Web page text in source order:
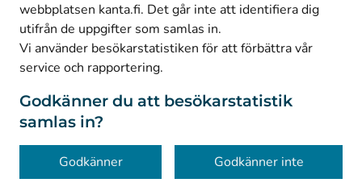
webbplatsen kanta.fi. Det går inte att identifiera dig
utifrån de uppgifter som samlas in.
Vi använder besökarstatistiken för att förbättra vår
service och rapportering.
Godkänner du att besökarstatistik
samlas in?
Godkänner Godkänner inte
© Kanta-Palvelut, Kansaneläkelaitos
Dataskydd
Om webbplatsen
Tillgänglighet
Kakor